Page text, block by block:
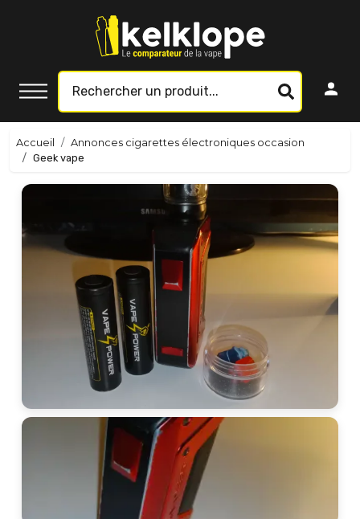
Accueil
Annonces cigarettes électroniques occasion
Geek vape